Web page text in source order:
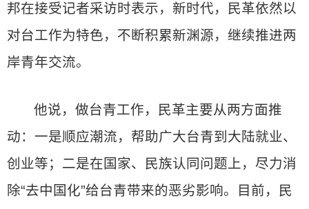
邦在接受记者采访时表示，新时代，民革依然以
对台工作为特色，不断积累新渊源，继续推进两
岸青年交流。
他说，做台青工作，民革主要从两方面推
动：一是顺应潮流，帮助广大台青到大陆就业、
创业等；二是在国家、民族认同问题上，尽力消
除“去中国化”给台青带来的恶劣影响。目前，民